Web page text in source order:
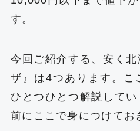
す。
今回ご紹介する、安く
ザ』は4つあります。こ
ひとつひとつ解説して
前にここで身につけてお